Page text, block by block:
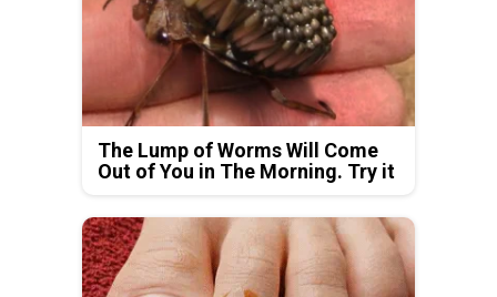
The Lump of Worms Will Come
Out of You in The Morning. Try it